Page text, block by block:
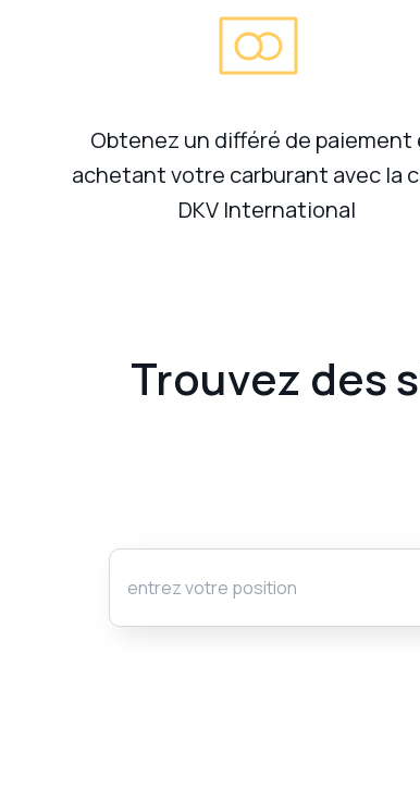
Obtenez un différé de paiement
achetant votre carburant avec la
DKV International
Trouvez des